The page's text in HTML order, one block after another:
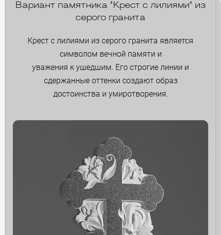
Вариант памятника "Крест с лилиями" из
серого гранита
Крест с лилиями из серого гранита является
символом вечной памяти и
уважения к ушедшим. Его строгие линии и
сдержанные оттенки создают образ
достоинства и умиротворения.